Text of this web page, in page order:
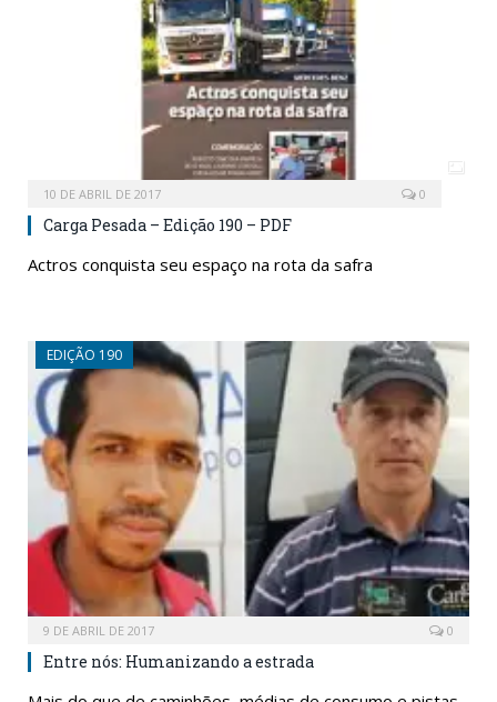
10 DE ABRIL DE 2017 0
Carga Pesada – Edição 190 – PDF
Actros conquista seu espaço na rota da safra
EDIÇÃO 190
9 DE ABRIL DE 2017 0
Entre nós: Humanizando a estrada